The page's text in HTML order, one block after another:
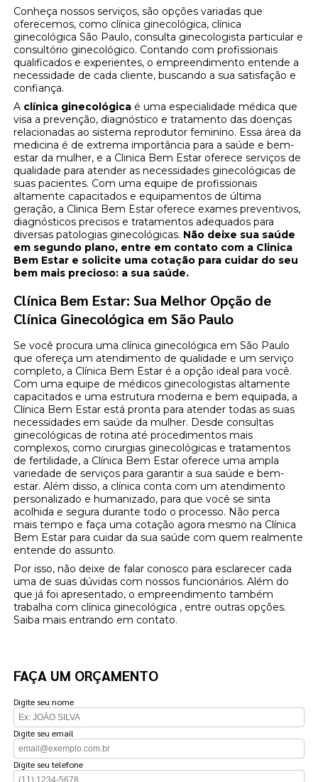
Conheça nossos serviços, são opções variadas que
oferecemos, como clínica ginecológica, clínica
ginecológica São Paulo, consulta ginecologista particular e
consultório ginecológico. Contando com profissionais
qualificados e experientes, o empreendimento entende a
necessidade de cada cliente, buscando a sua satisfação e
confiança.
A clínica ginecológica é uma especialidade médica que
visa a prevenção, diagnóstico e tratamento das doenças
relacionadas ao sistema reprodutor feminino. Essa área da
medicina é de extrema importância para a saúde e bem-
estar da mulher, e a Clinica Bem Estar oferece serviços de
qualidade para atender as necessidades ginecológicas de
suas pacientes. Com uma equipe de profissionais
altamente capacitados e equipamentos de última
geração, a Clinica Bem Estar oferece exames preventivos,
diagnósticos precisos e tratamentos adequados para
diversas patologias ginecológicas. Não deixe sua saúde
em segundo plano, entre em contato com a Clinica
Bem Estar e solicite uma cotação para cuidar do seu
bem mais precioso: a sua saúde.
Clínica Bem Estar: Sua Melhor Opção de
Clínica Ginecológica em São Paulo
Se você procura uma clínica ginecológica em São Paulo
que ofereça um atendimento de qualidade e um serviço
completo, a Clínica Bem Estar é a opção ideal para você.
Com uma equipe de médicos ginecologistas altamente
capacitados e uma estrutura moderna e bem equipada, a
Clínica Bem Estar está pronta para atender todas as suas
necessidades em saúde da mulher. Desde consultas
ginecológicas de rotina até procedimentos mais
complexos, como cirurgias ginecológicas e tratamentos
de fertilidade, a Clínica Bem Estar oferece uma ampla
variedade de serviços para garantir a sua saúde e bem-
estar. Além disso, a clínica conta com um atendimento
personalizado e humanizado, para que você se sinta
acolhida e segura durante todo o processo. Não perca
mais tempo e faça uma cotação agora mesmo na Clínica
Bem Estar para cuidar da sua saúde com quem realmente
entende do assunto.
Por isso, não deixe de falar conosco para esclarecer cada
uma de suas dúvidas com nossos funcionários. Além do
que já foi apresentado, o empreendimento também
trabalha com clínica ginecológica , entre outras opções.
Saiba mais entrando em contato.
FAÇA UM ORÇAMENTO
Digite seu nome
Digite seu email
Digite seu telefone